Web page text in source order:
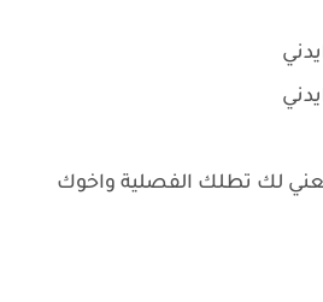
لك تطلك الفصلية واخوك